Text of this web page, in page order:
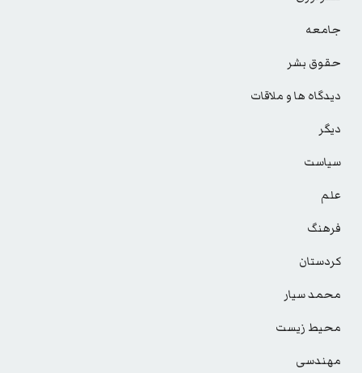
جامعه
حقوق بشر
دیدگاه ها و ملاقات
دیگر
سیاست
علم
فرهنگ
کردستان
محمد سیار
محیط زیست
مهندسی